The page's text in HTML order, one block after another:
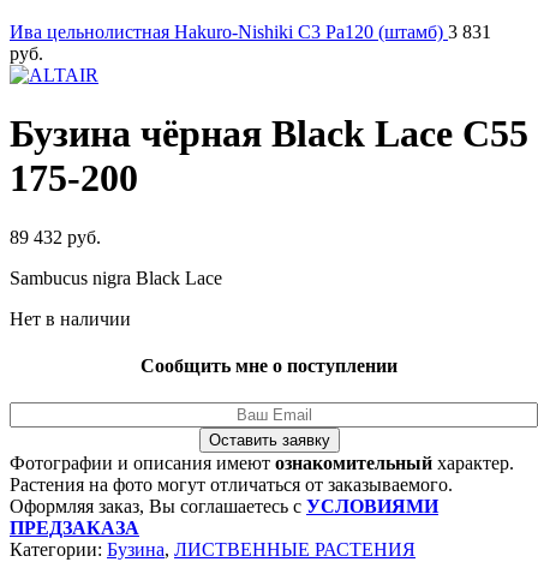
Ива цельнолистная Hakuro-Nishiki C3 Pa120 (штамб) 3 831
руб.
Бузина чёрная Black Lace C55
175-200
89 432 руб.
Sambucus nigra Black Lace
Нет в наличии
Сообщить мне о поступлении
Оставить заявку
Фотографии и описания имеют ознакомительный характер.
Растения на фото могут отличаться от заказываемого.
Оформляя заказ, Вы соглашаетесь с УСЛОВИЯМИ
ПРЕДЗАКАЗА
Категории: Бузина, ЛИСТВЕННЫЕ РАСТЕНИЯ